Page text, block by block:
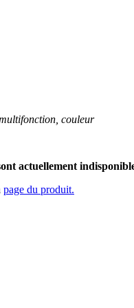
couleur
actuellement
page du produit.